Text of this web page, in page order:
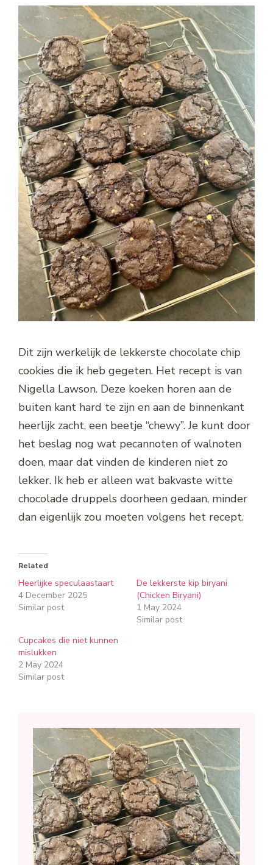
Dit zijn werkelijk de lekkerste chocolate chip
cookies die ik heb gegeten. Het recept is van
Nigella Lawson. Deze koeken horen aan de
buiten kant hard te zijn en aan de binnenkant
heerlijk zacht, een beetje “chewy”. Je kunt door
het beslag nog wat pecannoten of walnoten
doen, maar dat vinden de kinderen niet zo
lekker. Ik heb er alleen wat bakvaste witte
chocolade druppels doorheen gedaan, minder
dan eigenlijk zou moeten volgens het recept.
Related
Heerlijke speculaastaart
4 December 2025
Similar post
De lekkerste kip biryani
(Chicken Biryani)
1 May 2024
Similar post
Cupcakes die niet kunnen
mislukken
2 May 2024
Similar post